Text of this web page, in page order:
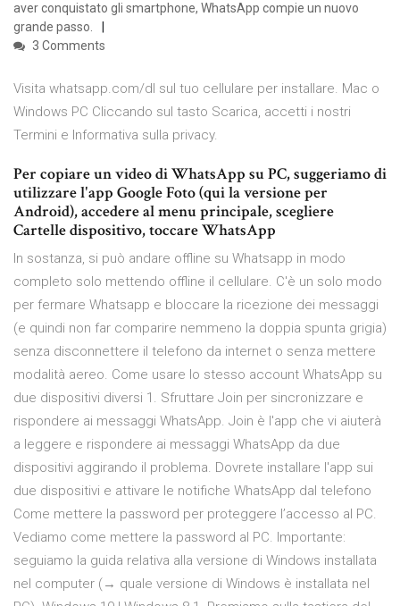
aver conquistato gli smartphone, WhatsApp compie un nuovo
grande passo.
3 Comments
Visita whatsapp.com/dl sul tuo cellulare per installare. Mac o
Windows PC Cliccando sul tasto Scarica, accetti i nostri
Termini e Informativa sulla privacy.
Per copiare un video di WhatsApp su PC, suggeriamo di
utilizzare l'app Google Foto (qui la versione per
Android), accedere al menu principale, scegliere
Cartelle dispositivo, toccare WhatsApp
In sostanza, si può andare offline su Whatsapp in modo
completo solo mettendo offline il cellulare. C'è un solo modo
per fermare Whatsapp e bloccare la ricezione dei messaggi
(e quindi non far comparire nemmeno la doppia spunta grigia)
senza disconnettere il telefono da internet o senza mettere
modalità aereo. Come usare lo stesso account WhatsApp su
due dispositivi diversi 1. Sfruttare Join per sincronizzare e
rispondere ai messaggi WhatsApp. Join è l'app che vi aiuterà
a leggere e rispondere ai messaggi WhatsApp da due
dispositivi aggirando il problema. Dovrete installare l'app sui
due dispositivi e attivare le notifiche WhatsApp dal telefono
Come mettere la password per proteggere l’accesso al PC.
Vediamo come mettere la password al PC. Importante:
seguiamo la guida relativa alla versione di Windows installata
nel computer (→ quale versione di Windows è installata nel